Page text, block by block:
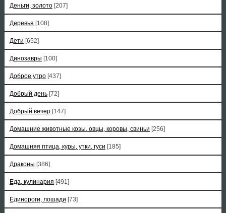
Деньги, золото [207]
Деревья [108]
Дети [652]
Динозавры [100]
Доброе утро [437]
Добрый день [72]
Добрый вечер [147]
Домашние животные козы, овцы, коровы, свиньи [256]
Домашняя птица, куры, утки, гуси [185]
Драконы [386]
Еда, кулинария [491]
Единороги, лошади [73]